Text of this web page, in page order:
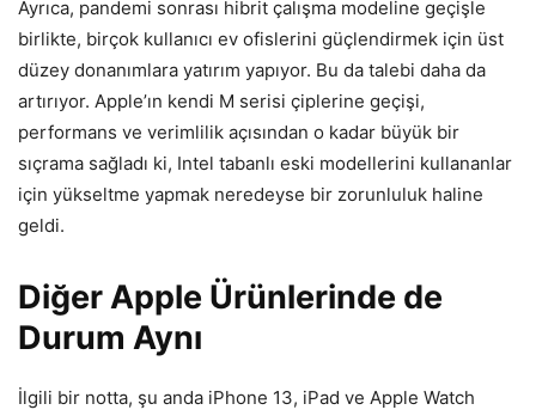
Ayrıca, pandemi sonrası hibrit çalışma modeline geçişle
birlikte, birçok kullanıcı ev ofislerini güçlendirmek için üst
düzey donanımlara yatırım yapıyor. Bu da talebi daha da
artırıyor. Apple’ın kendi M serisi çiplerine geçişi,
performans ve verimlilik açısından o kadar büyük bir
sıçrama sağladı ki, Intel tabanlı eski modellerini kullananlar
için yükseltme yapmak neredeyse bir zorunluluk haline
geldi.
Diğer Apple Ürünlerinde de
Durum Aynı
İlgili bir notta, şu anda iPhone 13, iPad ve Apple Watch